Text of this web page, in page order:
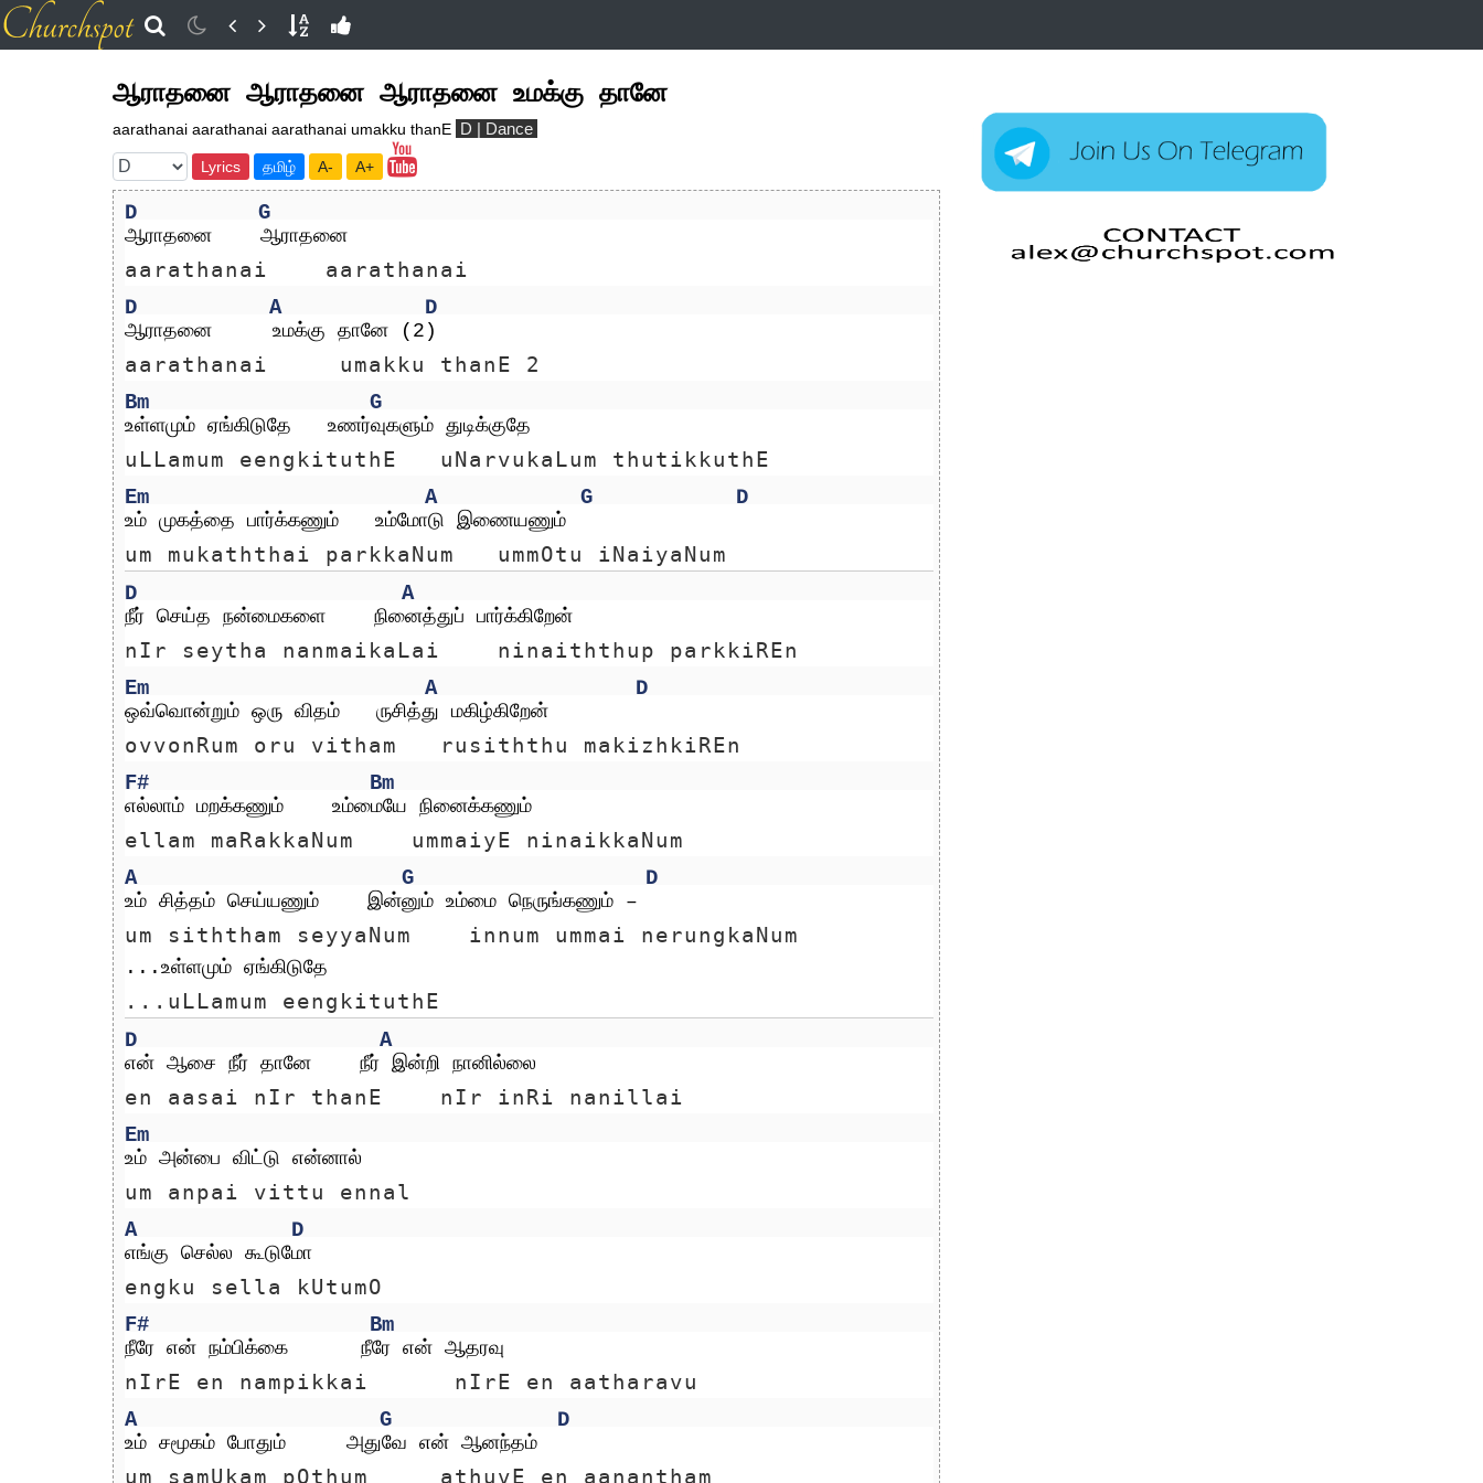
ஆராதனை ஆராதனை ஆராதனை உமக்கு தானே
aarathanai aarathanai aarathanai umakku thanE D | Dance
Lyrics தமிழ் A- A+
D G
ஆராதனை    ஆராதனை
aarathanai    aarathanai
D
A D
ஆராதனை     உமக்கு தானே (2)
aarathanai     umakku thanE 2
Bm
G
உள்ளமும் ஏங்கிடுதே   உணர்வுகளும் துடிக்குதே
uLLamum eengkituthE   uNarvukaLum thutikkuthE
Em
A G D
உம் முகத்தை பார்க்கணும்   உம்மோடு இணையணும்
um mukaththai parkkaNum   ummOtu iNaiyaNum
D
A
நீர் செய்த நன்மைகளை    நினைத்துப் பார்க்கிறேன்
nIr seytha nanmaikaLai    ninaiththup parkkiREn
Em
A D
ஒவ்வொன்றும் ஒரு விதம்   ருசித்து மகிழ்கிறேன்
ovvonRum oru vitham   rusiththu makizhkiREn
F#
Bm
எல்லாம் மறக்கணும்    உம்மையே நினைக்கணும்
ellam maRakkaNum    ummaiyE ninaikkaNum
A
G D
உம் சித்தம் செய்யணும்    இன்னும் உம்மை நெருங்கணும் –
um siththam seyyaNum    innum ummai nerungkaNum
...உள்ளமும் ஏங்கிடுதே
...uLLamum eengkituthE
D
A
என் ஆசை நீர் தானே    நீர் இன்றி நானில்லை
en aasai nIr thanE    nIr inRi nanillai
Em
உம் அன்பை விட்டு என்னால்
um anpai vittu ennal
A
D
எங்கு செல்ல கூடுமோ
engku sella kUtumO
F#
Bm
நீரே என் நம்பிக்கை      நீரே என் ஆதரவு
nIrE en nampikkai      nIrE en aatharavu
A
G D
உம் சமூகம் போதும்     அதுவே என் ஆனந்தம்
um samUkam pOthum     athuvE en aanantham